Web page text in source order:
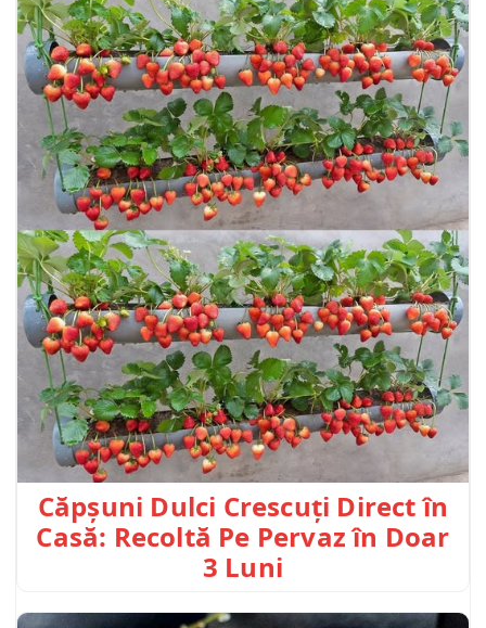
Căpșuni Dulci Crescuți Direct în
Casă: Recoltă Pe Pervaz în Doar
3 Luni